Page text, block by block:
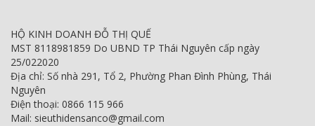
HỘ KINH DOANH ĐỖ THỊ QUẾ
MST 8118981859 Do UBND TP Thái Nguyên cấp ngày
25/022020
Địa chỉ: Số nhà 291, Tổ 2, Phường Phan Đình Phùng, Thái
Nguyên
Điện thoại: 0866 115 966
Mail: sieuthidensanco@gmail.com